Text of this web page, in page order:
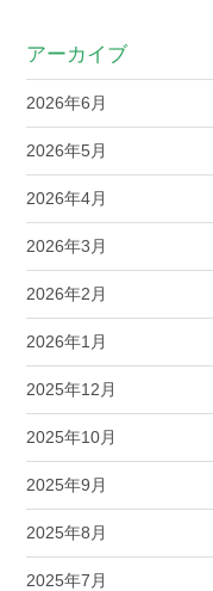
アーカイブ
2026年6月
2026年5月
2026年4月
2026年3月
2026年2月
2026年1月
2025年12月
2025年10月
2025年9月
2025年8月
2025年7月